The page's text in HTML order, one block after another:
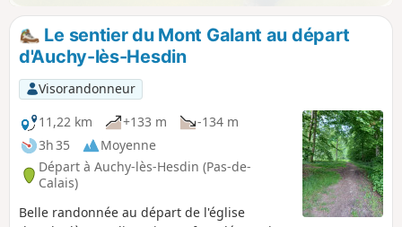
Le sentier du Mont Galant au départ
d'Auchy-lès-Hesdin
Visorandonneur
11,22 km
+133 m
-134 m
3h 35
Moyenne
Départ à Auchy-lès-Hesdin (Pas-de-
Calais)
Belle randonnée au départ de l'église